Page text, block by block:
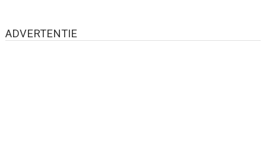
ADVERTENTIE